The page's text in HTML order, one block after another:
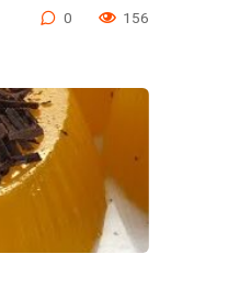
0 156